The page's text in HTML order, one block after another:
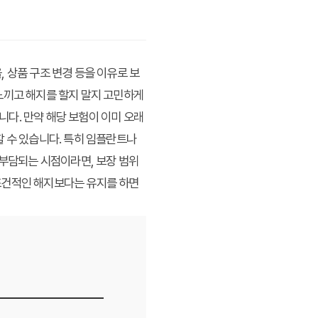
상품 구조 변경 등을 이유로 보
고 해지를 할지 말지 고민하게
다. 만약 해당 보험이 이미 오래
수 있습니다. 특히 임플란트나
담되는 시점이라면, 보장 범위
적인 해지보다는 유지를 하면